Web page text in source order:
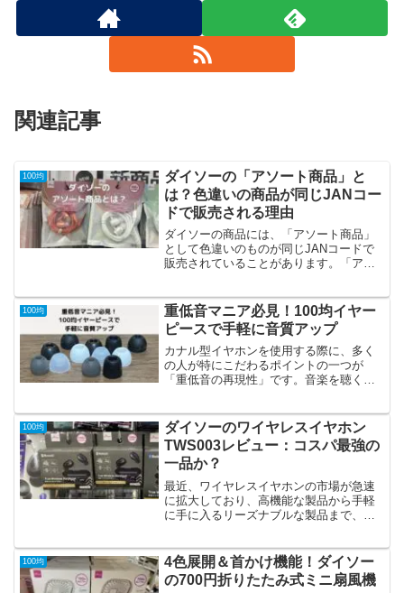
関連記事
100均
ダイソーの「アソート商品」と
は？色違いの商品が同じJANコー
ドで販売される理由
ダイソーの商品には、「アソート商品」
として色違いのものが同じJANコードで
販売されていることがあります。「アソ
の指定をすることができません。この記
事では、ダイソーがどう...
100均
重低音マニア必見！100均イヤー
ピースで手軽に音質アップ
カナル型イヤホンを使用する際に、多く
の人が特にこだわるポイントの一つが
「重低音の再現性」です。音楽を聴くう
しかし、重低音の再現性は、イヤホンそ
のものだけでなく、使用する...
100均
ダイソーのワイヤレスイヤホン
TWS003レビュー：コスパ最強の
一品か？
最近、ワイヤレスイヤホンの市場が急速
に拡大しており、高機能な製品から手軽
に手に入るリーズナブルな製品まで、多
「TWS001」は、わずか1,100円（税込）
という驚くべき低価格...
100均
4色展開＆首かけ機能！ダイソー
の700円折りたたみ式ミニ扇風機